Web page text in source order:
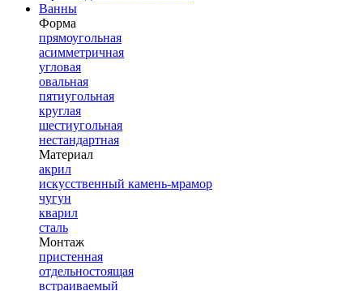
Ванны
Форма
прямоугольная
асимметричная
угловая
овальная
пятиугольная
круглая
шестиугольная
нестандартная
Материал
акрил
искусственный камень-мрамор
чугун
кварил
сталь
Монтаж
пристенная
отдельностоящая
встраиваемый